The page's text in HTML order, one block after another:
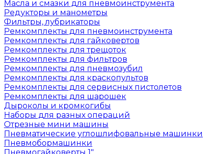
Масла и смазки для пневмоинструмента
Редукторы и манометры
Фильтры, лубрикаторы
Ремкомплекты для пневмоинструмента
Ремкомплекты для гайковертов
Ремкомплекты для трещоток
Ремкомплекты для фильтров
Ремкомплекты для пневмозубил
Ремкомплекты для краскопультов
Ремкомплекты для сервисных пистолетов
Ремкомплекты для шарошек
Дыроколы и кромкогибы
Наборы для разных операций
Отрезные мини машины
Пневматические углошлифовальные машинки
Пневмобормашинки